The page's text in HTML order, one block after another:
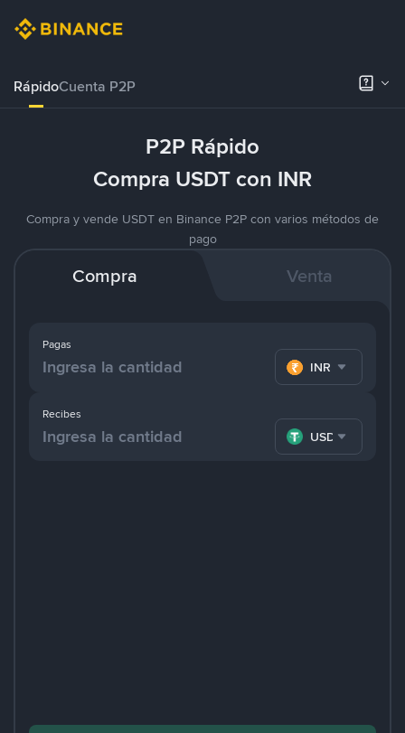
RápidoCuenta P2P
P2P Rápido
Compra USDT con INR
Compra y vende USDT en Binance P2P con varios métodos de
pago
Compra Venta
Pagas
INR
Recibes
USDT